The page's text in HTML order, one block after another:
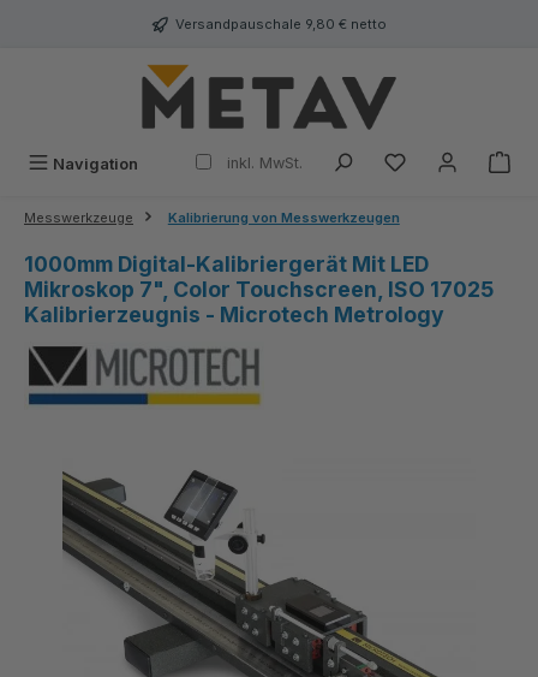
Versandpauschale 9,80 € netto
Navigation inkl. MwSt.
Messwerkzeuge Kalibrierung von Messwerkzeugen
1000mm Digital-Kalibriergerät Mit LED
Mikroskop 7", Color Touchscreen, ISO 17025
Kalibrierzeugnis - Microtech Metrology
Bildergalerie überspringen